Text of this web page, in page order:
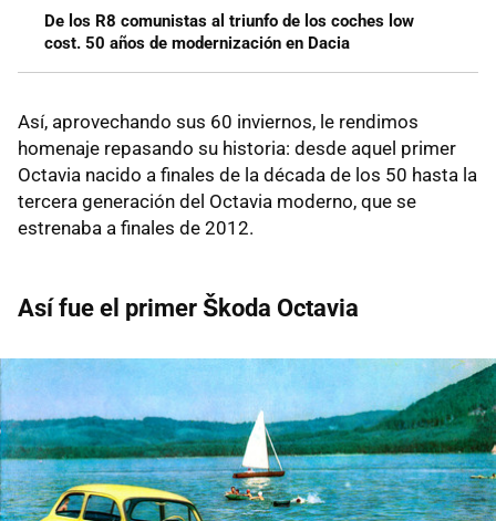
De los R8 comunistas al triunfo de los coches low
cost. 50 años de modernización en Dacia
Así, aprovechando sus 60 inviernos, le rendimos
homenaje repasando su historia: desde aquel primer
Octavia nacido a finales de la década de los 50 hasta la
tercera generación del Octavia moderno, que se
estrenaba a finales de 2012.
Así fue el primer Škoda Octavia